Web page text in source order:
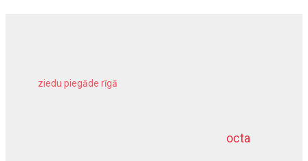
octa
ziedu piegāde rīgā
dziļurbums